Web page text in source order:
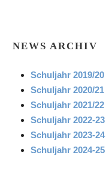
NEWS ARCHIV
Schuljahr 2019/20
Schuljahr 2020/21
Schuljahr 2021/22
Schuljahr 2022-23
Schuljahr 2023-24
Schuljahr 2024-25